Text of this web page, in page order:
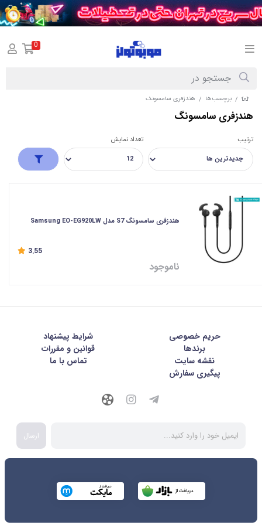
/ برچسب‌ها / هندزفری سامسونگ
هندزفری سامسونگ
ترتیب تعداد نمایش
هندزفری سامسونگ S7 مدل Samsung EO-EG920LW
3.55
ناموجود
حریم خصوصی
شرايط پيشنهاد
برندها
قوانین و مقررات
نقشه سایت
تماس با ما
پیگیری سفارش
ارسال
0